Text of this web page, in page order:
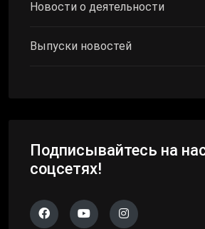
Новости о деятельности
Выпуски новостей
Подписывайтесь на
соцсетях!